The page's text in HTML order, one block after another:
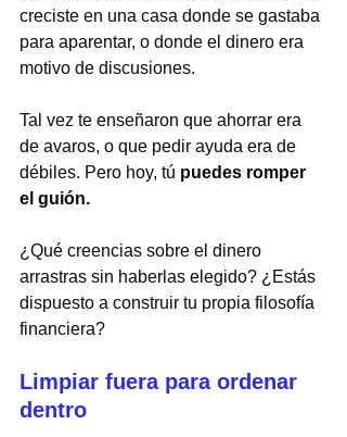
creciste en una casa donde se gastaba
para aparentar, o donde el dinero era
motivo de discusiones.
Tal vez te enseñaron que ahorrar era
de avaros, o que pedir ayuda era de
débiles. Pero hoy, tú puedes romper
el guión.
¿Qué creencias sobre el dinero
arrastras sin haberlas elegido? ¿Estás
dispuesto a construir tu propia filosofía
financiera?
Limpiar fuera para ordenar
dentro